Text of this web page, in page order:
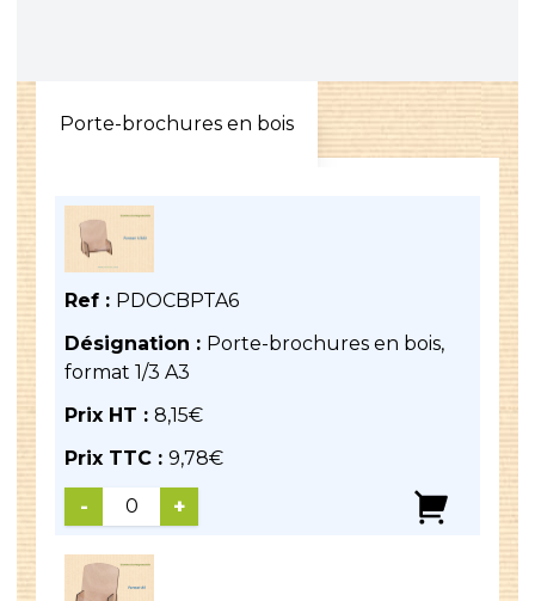
Porte-brochures en bois
Ref : PDOCBPTA6
Désignation : Porte-brochures en bois,
format 1/3 A3
Prix HT : 8,15€
Prix TTC : 9,78€
- +